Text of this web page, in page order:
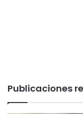
Publicaciones